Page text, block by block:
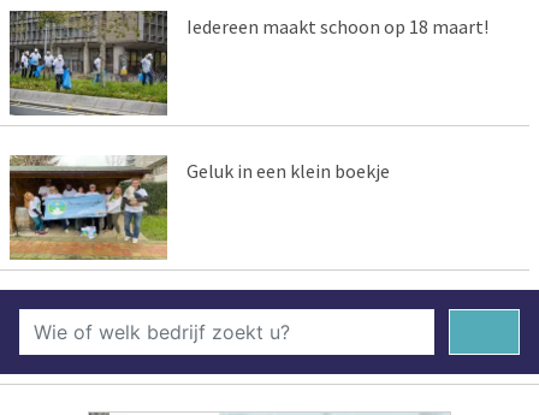
Iedereen maakt schoon op 18 maart!
Geluk in een klein boekje